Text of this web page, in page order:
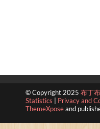
© Copyright 2025 布丁
Statistics
Privacy and
ThemeXposeand